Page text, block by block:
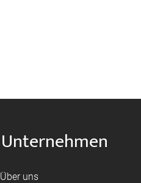
Unternehmen
Über uns